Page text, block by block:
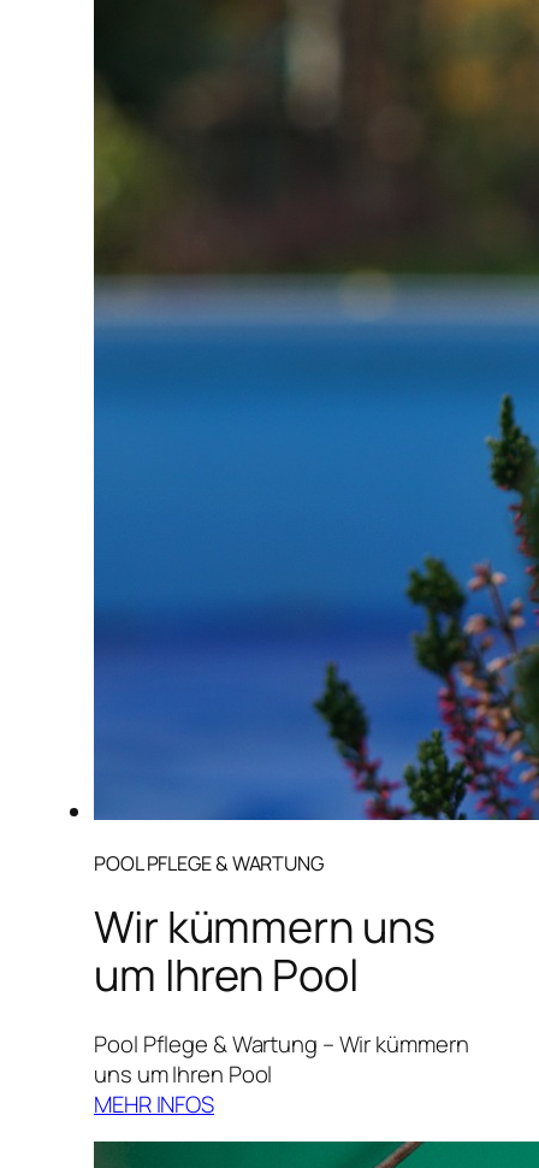
POOL PFLEGE & WARTUNG
Wir kümmern uns
um Ihren Pool
Pool Pflege & Wartung – Wir kümmern
uns um Ihren Pool
MEHR INFOS